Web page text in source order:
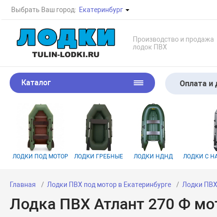
Выбрать Ваш город: Екатеринбург
Производство и продажа
лодок ПВХ
Каталог Оплата и
ЛОДКИ ПОД МОТОР ЛОДКИ ГРЕБНЫЕ ЛОДКИ НДНД ЛОДКИ С
Главная Лодки ПВХ под мотор в Екатеринбурге Лодки ПВХ
Лодка ПВХ Атлант 270 Ф